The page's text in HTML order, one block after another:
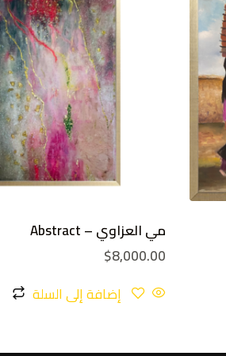
مي العزاوي – Abstract
$8,000.00
إضافة إلى السلة